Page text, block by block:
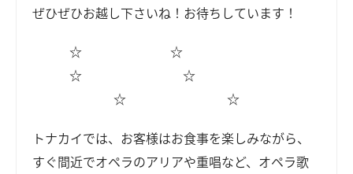
ぜひぜひお越し下さいね！お待ちしています！
☆ ☆
☆ ☆
☆ ☆
トナカイでは、お客様はお食事を楽しみながら、
すぐ間近でオペラのアリアや重唱など、オペラ歌